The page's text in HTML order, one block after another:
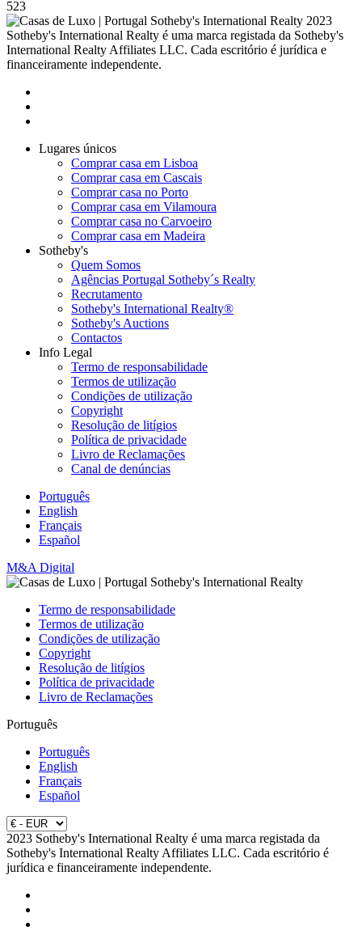
523
2023
Sotheby's International Realty é uma marca registada da Sotheby's
International Realty Affiliates LLC. Cada escritório é jurídica e
financeiramente independente.
Lugares únicos
Comprar casa em Lisboa
Comprar casa em Cascais
Comprar casa no Porto
Comprar casa em Vilamoura
Comprar casa no Carvoeiro
Comprar casa em Madeira
Sotheby's
Quem Somos
Agências Portugal Sotheby´s Realty
Recrutamento
Sotheby's International Realty®
Sotheby's Auctions
Contactos
Info Legal
Termo de responsabilidade
Termos de utilização
Condições de utilização
Copyright
Resolução de litígios
Política de privacidade
Livro de Reclamações
Canal de denúncias
Português
English
Français
Español
M&A Digital
Termo de responsabilidade
Termos de utilização
Condições de utilização
Copyright
Resolução de litígios
Política de privacidade
Livro de Reclamações
Português
Português
English
Français
Español
2023 Sotheby's International Realty é uma marca registada da
Sotheby's International Realty Affiliates LLC. Cada escritório é
jurídica e financeiramente independente.